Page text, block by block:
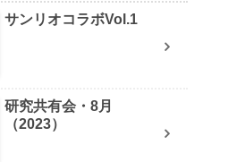
サンリオコラボVol.1
研究共有会・8月
（2023）